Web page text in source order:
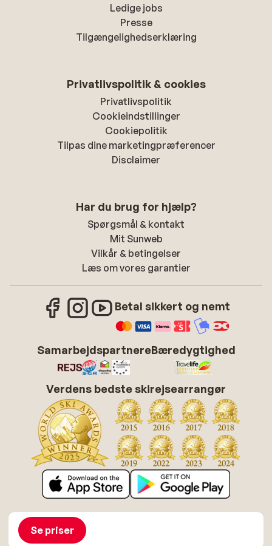
Se priser
Ledige jobs
Presse
Tilgængelighedserklæring
Privatlivspolitik & cookies
Privatlivspolitik
Cookieindstillinger
Cookiepolitik
Tilpas dine marketingpræferencer
Disclaimer
Har du brug for hjælp?
Spørgsmål & kontakt
Mit Sunweb
Vilkår & betingelser
Læs om vores garantier
Betal sikkert og nemt
SamarbejdspartnereBæredygtighed
Verdens bedste skirejsearrangør
Om Sunweb Job hos Sunweb
Tilgængelighedserklæring